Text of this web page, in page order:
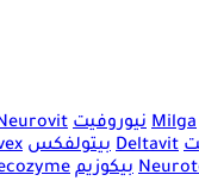
Milga نيوروفيت
Deltavit بيتولفكس
بيكوزيم